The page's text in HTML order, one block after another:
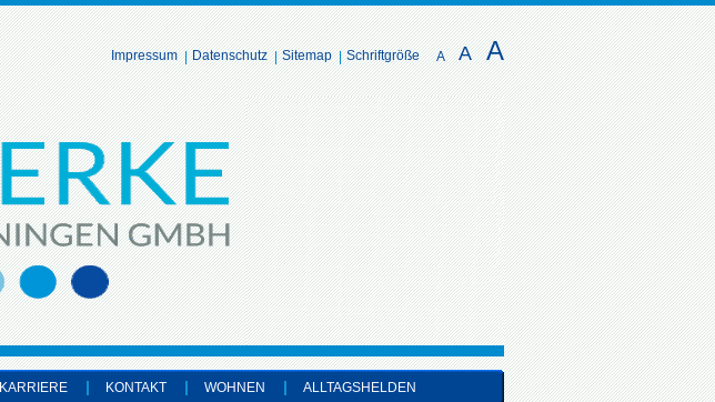
A A A
Impressum Datenschutz Sitemap Schriftgröße
KARRIERE KONTAKT WOHNEN ALLTAGSHELDEN